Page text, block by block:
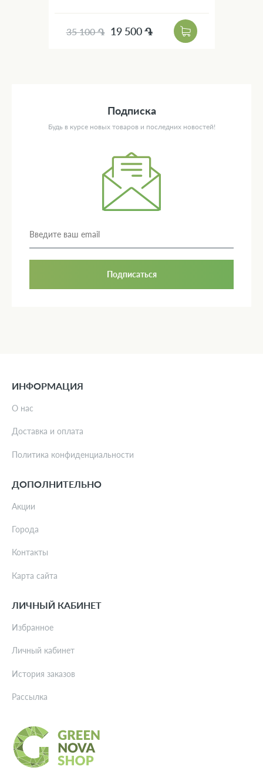
35 100 ֏ 19 500 ֏
Подписка
Будь в курсе новых товаров и последних новостей!
Подписаться
ИНФОРМАЦИЯ
О нас
Доставка и оплата
Политика конфиденциальности
ДОПОЛНИТЕЛЬНО
Акции
Города
Контакты
Карта сайта
ЛИЧНЫЙ КАБИНЕТ
Избранное
Личный кабинет
История заказов
Рассылка